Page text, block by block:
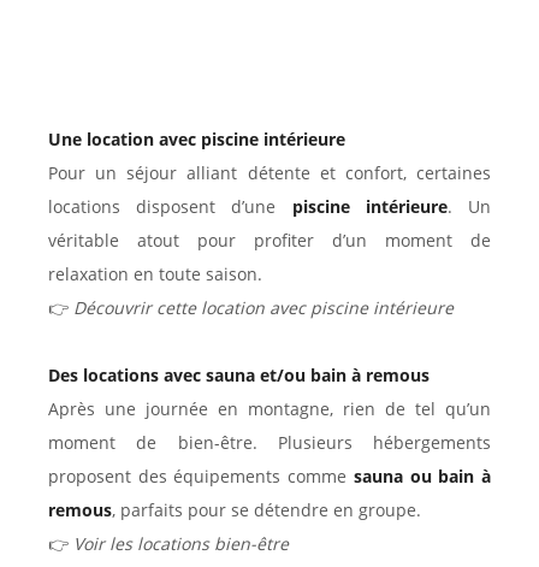
Une location avec piscine intérieure
Pour un séjour alliant détente et confort, certaines
locations disposent d’une piscine intérieure. Un
véritable atout pour profiter d’un moment de
relaxation en toute saison.
👉 Découvrir cette location avec piscine intérieure
Des locations avec sauna et/ou bain à remous
Après une journée en montagne, rien de tel qu’un
moment de bien-être. Plusieurs hébergements
proposent des équipements comme sauna ou bain à
remous, parfaits pour se détendre en groupe.
👉 Voir les locations bien-être